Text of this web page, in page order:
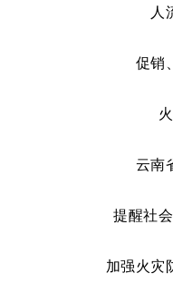
人
促销
云南
提醒社
加强火灾